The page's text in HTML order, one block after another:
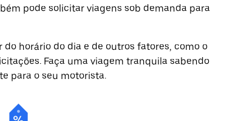
pode solicitar viagens sob demanda para
horário do dia e de outros fatores, como o
Faça uma viagem tranquila sabendo
para o seu motorista.